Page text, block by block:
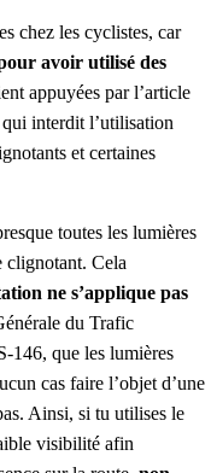
chez les cyclistes, car
avoir utilisé des
appuyées par l’article
interdit l’utilisation
et certaines
toutes les lumières
clignotant. Cela
ne s’applique pas
du Trafic
146, que les lumières
cas faire l’objet d’une
Ainsi, si tu utilises le
visibilité afin